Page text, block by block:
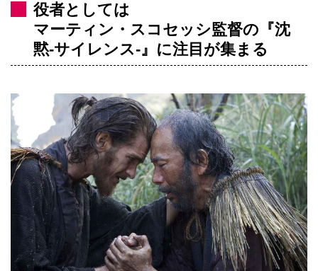
役者としては
マーティン・スコセッシ監督の『沈
黙‐サイレンス‐』に注目が集まる